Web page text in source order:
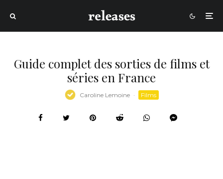
Guide complet des sorties de films et
séries en France
Caroline Lemoine · Films